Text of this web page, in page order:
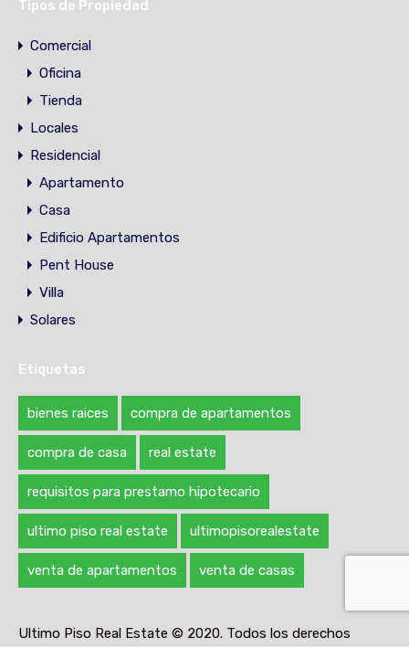
Tipos de Propiedad
Comercial
Oficina
Tienda
Locales
Residencial
Apartamento
Casa
Edificio Apartamentos
Pent House
Villa
Solares
Etiquetas
bienes raices compra de apartamentos
compra de casa real estate
requisitos para prestamo hipotecario
ultimo piso real estate ultimopisorealestate
venta de apartamentos venta de casas
Ultimo Piso Real Estate © 2020. Todos los derechos